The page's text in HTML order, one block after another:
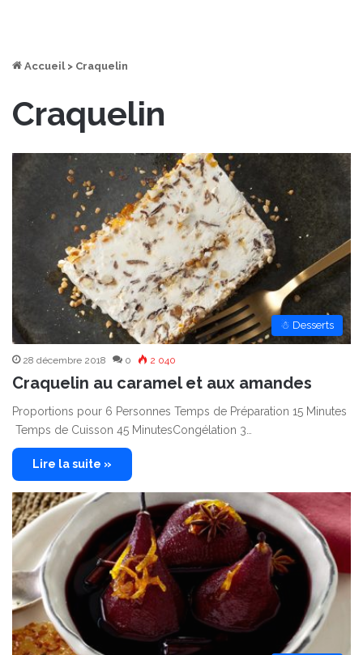
Accueil > Craquelin
Craquelin
☃ Desserts
28 décembre 2018 0 2 040
Craquelin au caramel et aux amandes
Proportions pour 6 Personnes Temps de Préparation 15 Minutes
Temps de Cuisson 45 MinutesCongélation 3…
Lire la suite »